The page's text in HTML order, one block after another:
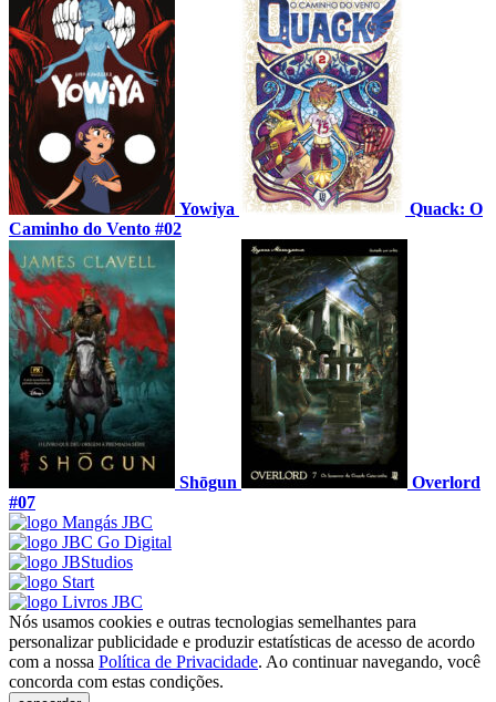
Yowiya
Quack: O
Caminho do Vento #02
Shōgun
Overlord
#07
Nós usamos cookies e outras tecnologias semelhantes para
personalizar publicidade e produzir estatísticas de acesso de acordo
com a nossa Política de Privacidade. Ao continuar navegando, você
concorda com estas condições.